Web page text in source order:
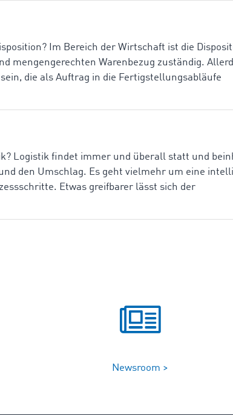
Im Bereich der Wirtschaft ist die
mengengerechten Warenbezug zuständig.
die als Auftrag in die Fertigstellungsabläufe
Logistik findet immer und überall statt und
den Umschlag. Es geht vielmehr um eine
Etwas greifbarer lässt sich der
Newsroom >